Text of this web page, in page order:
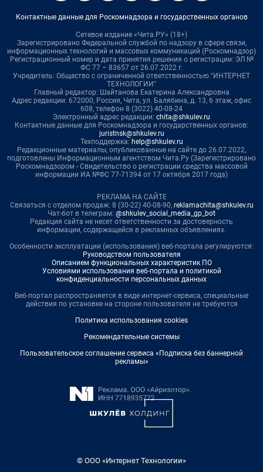
Контактные данные для Роскомнадзора и государственных органов
Сетевое издание «Чита.РУ» (18+)
Зарегистрировано Федеральной службой по надзору в сфере связи,
информационных технологий и массовых коммуникаций (Роскомнадзор)
Регистрационный номер и дата принятия решения о регистрации: ЭЛ №
ФС 77 – 83657 от 26.07.2022 г.
Учредитель: Общество с ограниченной ответственностью "ИНТЕРНЕТ
ТЕХНОЛОГИИ"
Главный редактор: Шайтанова Екатерина Александровна
Адрес редакции: 672000, Россия, Чита, ул. Балябина, д. 13, 6 этаж, офис
608, телефон 8 (3022) 40-08-24
Электронный адрес редакции: chita@shkulev.ru
Контактные данные для Роскомнадзора и государственных органов:
juristnsk@shkulev.ru
Техподдержка: help@shkulev.ru
Редакционные материалы, опубликованные на сайте до 26.07.2022,
подготовлены Информационным агентством Чита.Ру (Зарегистрировано
Роскомнадзором - Свидетельство о регистрации средства массовой
информации ИА №ФС 77-71394 от 17 октября 2017 года)
РЕКЛАМА НА САЙТЕ
Связаться с отделом продаж: 8 (30-22) 40-08-90, reklamachita@shkulev.ru
Чат-бот в телеграм: @shkulev_social_media_gp_bot
Редакция сайта не несет ответственности за достоверность
информации, содержащейся в рекламных объявлениях.
Особенности эксплуатации (использования) веб-портала регулируются:
Руководством пользователя
Описанием функциональных характеристик ПО
Условиями использования веб-портала и политикой
конфиденциальности персональных данных
Веб-портал распространяется в виде интернет-сервиса, специальные
действия по установке на стороне пользователя не требуются
Политика использования cookies
Рекомендательные системы
Пользовательское соглашение сервиса «Подписка без баннерной
рекламы»
© ООО «Интернет Технологии»